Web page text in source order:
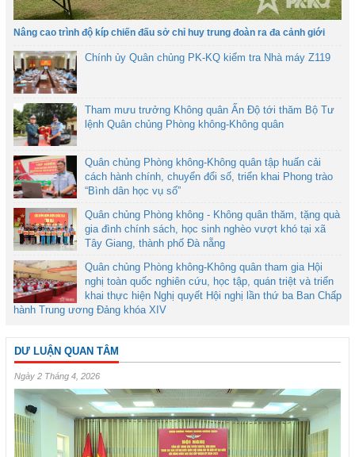
Nâng cao trình độ kíp chiến đấu sở chỉ huy trung đoàn ra đa cảnh giới
Chính ủy Quân chủng PK-KQ kiểm tra Nhà máy Z119
Tham mưu trưởng Không quân Ấn Độ tới thăm Bộ Tư
lệnh Quân chủng Phòng không-Không quân
Quân chủng Phòng không-Không quân tập huấn cải
cách hành chính, chuyển đổi số, triển khai Phong trào
“Bình dân học vụ số”
Quân chủng Phòng không - Không quân thăm, tặng quà
gia đình chính sách, học sinh nghèo vượt khó tại xã
Tây Giang, thành phố Đà nẵng
Quân chủng Phòng không-Không quân tham gia Hội
nghị toàn quốc nghiên cứu, học tập, quán triệt và triển
khai thực hiện Nghị quyết Hội nghị lần thứ ba Ban Chấp
hành Trung ương Đảng khóa XIV
DƯ LUẬN QUAN TÂM
Ngày 2 Tháng 4, 2026